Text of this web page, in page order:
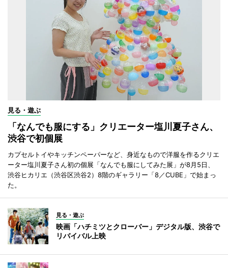
見る・遊ぶ
「なんでも服にする」クリエーター塩川夏子さん、
渋谷で初個展
カプセルトイやキッチンペーパーなど、身近なもので洋服を作るクリエ
ーター塩川夏子さん初の個展「なんでも服にしてみた展」が8月5日、
渋谷ヒカリエ（渋谷区渋谷2）8階のギャラリー「8／CUBE」で始まっ
た。
見る・遊ぶ
映画「ハチミツとクローバー」デジタル版、渋谷で
リバイバル上映